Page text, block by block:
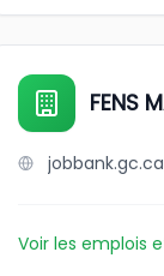
FENS
Voir les emplois